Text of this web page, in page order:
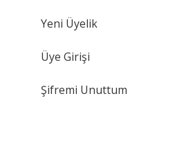
Yeni Üyelik
Üye Girişi
Şifremi Unuttum